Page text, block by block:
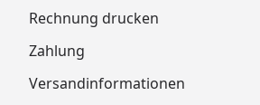
Rechnung drucken
Zahlung
Versandinformationen